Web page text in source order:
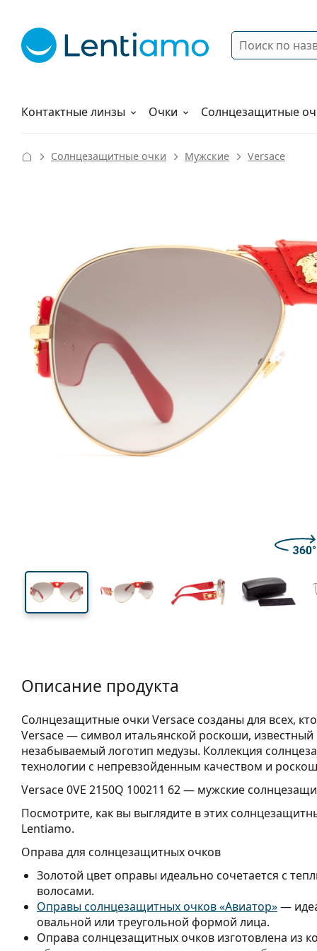
Поиск
Контактные линзы
Растворы Очки Солнцезащитные
Как заказать
Солнцезащитные очки Мужские Versace
Высота линзы
62 mm
Ширина линзы
Ширина
Описание продукта
Солнцезащитные очки Versace созданы для всех,
Versace — символ итальянской роскоши,
незабываемый логотип медузы. Коллекция
технологии с непревзойденным качеством и
Versace 0VE 2150Q 100211 62— мужские
Посмотрите, как вы выглядите в этих
Lentiamo.
Оправа для солнцезащитных очков
Золотой цвет оправы идеально сочетается с
волосами.
Оправы солнцезащитных очков «Авиатор»—
овальной или треугольной формой лица.
Оправа солнцезащитных очков изготовлена из